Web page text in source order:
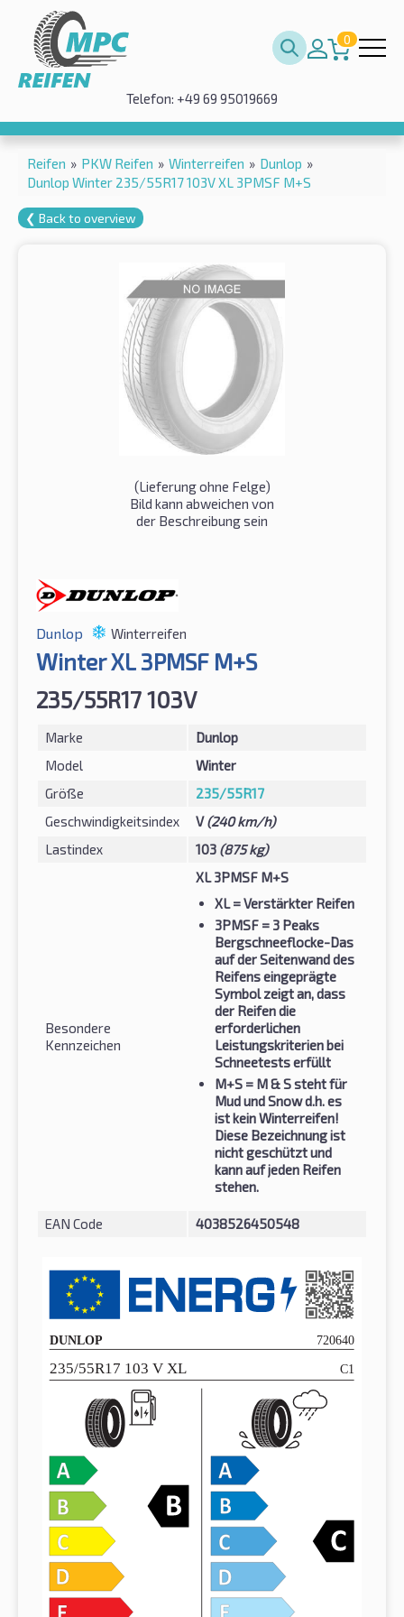
0
Telefon: +49 69 95019669
Reifen » PKW Reifen » Winterreifen » Dunlop »
Dunlop Winter 235/55R17 103V XL 3PMSF M+S
❮ Back to overview
(Lieferung ohne Felge)
Bild kann abweichen von
der Beschreibung sein
Dunlop Winterreifen
Winter XL 3PMSF M+S
235/55R17 103V
Marke
Dunlop
Model
Winter
Größe
235/55R17
Geschwindigkeitsindex
V(240 km/h)
Lastindex
103 (875 kg)
Besondere
Kennzeichen
XL 3PMSF M+S
XL= Verstärkter Reifen
3PMSF = 3 Peaks
Bergschneeflocke-Das
auf der Seitenwand des
Reifens eingeprägte
Symbol zeigt an, dass
der Reifen die
erforderlichen
Leistungskriterien bei
Schneetests erfüllt
M+S = M & S steht für
Mud und Snow d.h. es
ist kein Winterreifen!
Diese Bezeichnung ist
nicht geschützt und
kann auf jeden Reifen
stehen.
EAN Code 4038526450548